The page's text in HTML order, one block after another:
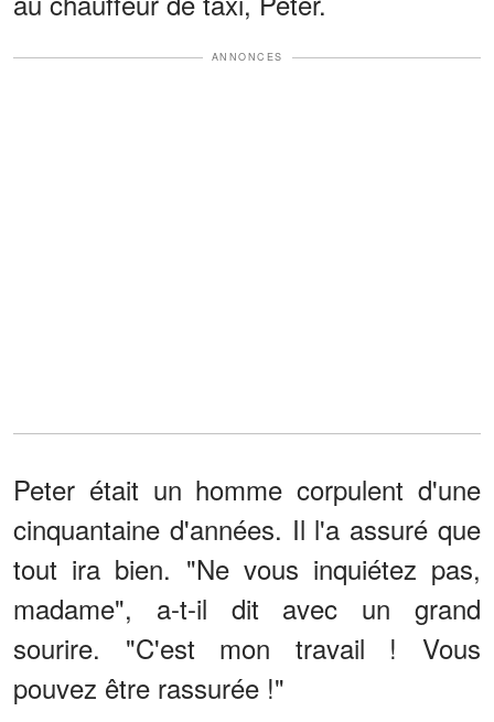
ANNONCES
Peter était un homme corpulent d'une
cinquantaine d'années. Il l'a assuré que
tout ira bien. "Ne vous inquiétez pas,
madame", a-t-il dit avec un grand
sourire. "C'est mon travail ! Vous
pouvez être rassurée !"